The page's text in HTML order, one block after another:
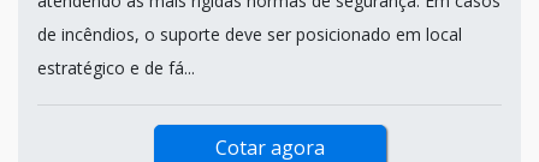
de incêndios, o suporte deve ser posicionado em local
estratégico e de fá...
Cotar agora